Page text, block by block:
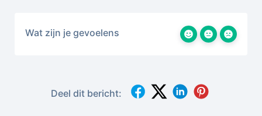
Wat zijn je gevoelens
Deel dit bericht: